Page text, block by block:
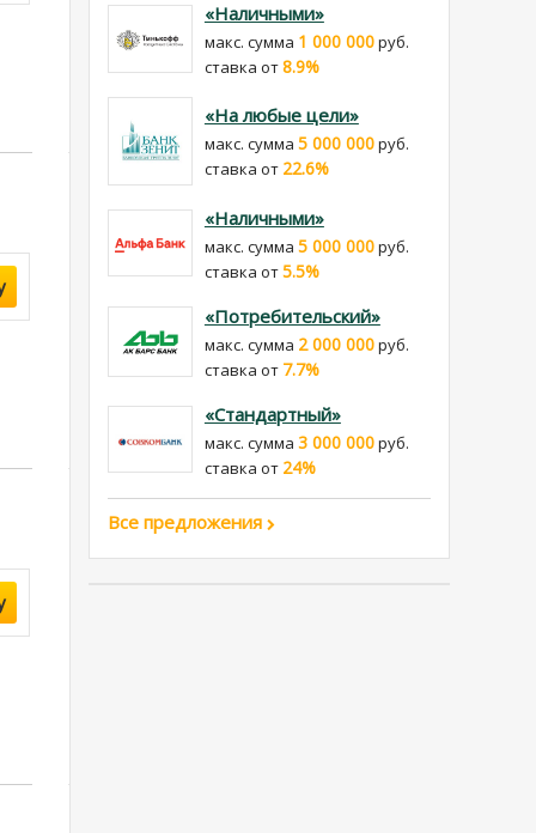
«Наличными»
макс. сумма 1 000 000руб.
cтавка от8.9%
«На любые цели»
макс. сумма 5 000 000руб.
cтавка от 22.6%
«Наличными»
макс. сумма 5 000 000руб.
cтавка от5.5%
«Потребительский»
макс. сумма 2 000 000руб.
cтавка от 7.7%
«Стандартный»
макс. сумма 3 000 000руб.
cтавка от 24%
Все предложения